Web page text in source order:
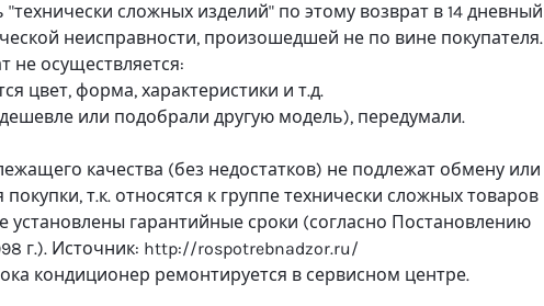
сложных изделий" по этому возврат в 14 дневный
неисправности, произошедшей не по вине покупателя.
не осуществляется:
цвет, форма, характеристики и т.д.
или подобрали другую модель), передумали.
качества (без недостатков) не подлежат обмену или
покупки, т.к. относятся к группе технически сложных товаров
установлены гарантийные сроки (согласно Постановлению
г.). Источник: http://rospotrebnadzor.ru/
кондиционер ремонтируется в сервисном центре.